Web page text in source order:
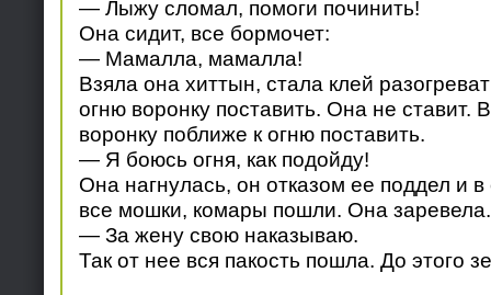
— Лыжу сломал, помоги починить!
Она сидит, все бормочет:
— Мамалла, мамалла!
Взяла она хиттын, стала клей
огню воронку поставить. Она не ставит.
воронку поближе к огню поставить.
— Я боюсь огня, как подойду!
Она нагнулась, он отказом ее поддел и
все мошки, комары пошли. Она
— За жену свою наказываю.
Так от нее вся пакость пошла. До этого